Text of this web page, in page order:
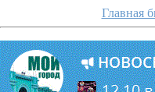
Главная